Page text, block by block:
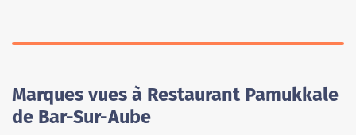
Marques vues à Restaurant Pamukkale
de Bar-Sur-Aube